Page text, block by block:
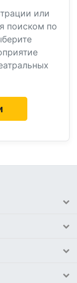
или
поиском по